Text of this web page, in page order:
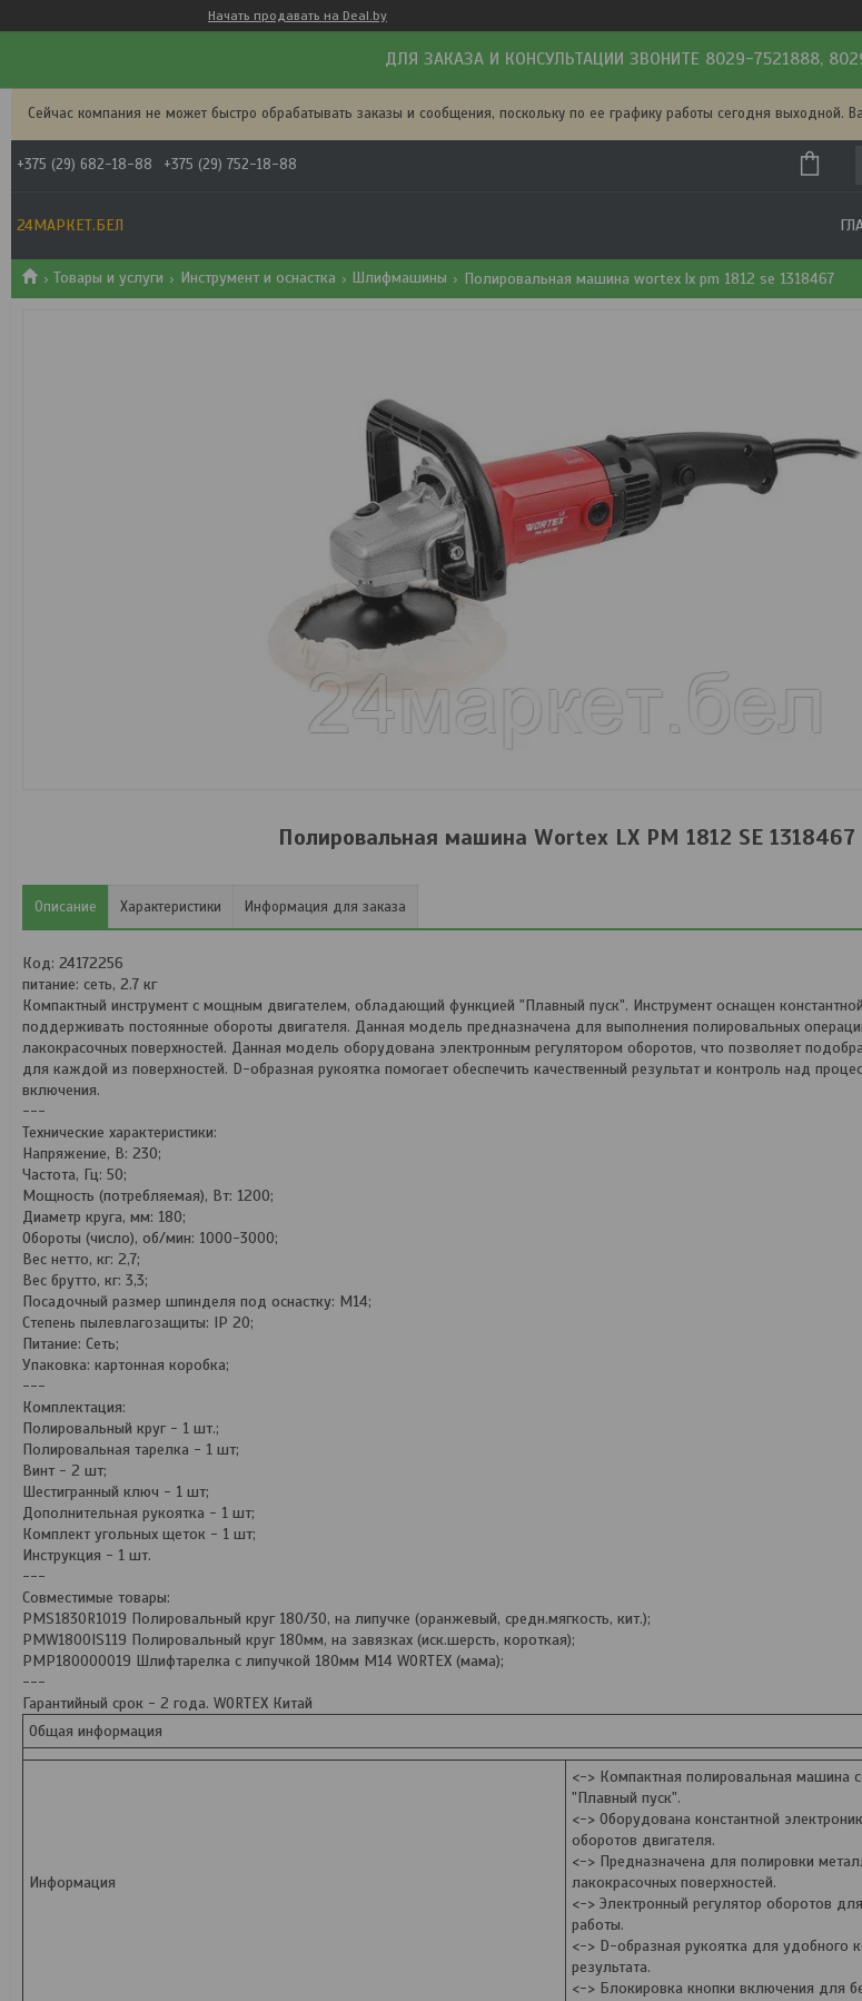
Начать продавать на Deal.by
ДЛЯ ЗАКАЗА И КОНСУЛЬТАЦИИ ЗВОНИТЕ 8029-7521888,
Сейчас компания не может быстро обрабатывать заказы и сообщения, поскольку по ее графику работы сегодня
+375 (29) 682-18-88 +375 (29) 752-18-88
24МАРКЕТ.БЕЛ
Товары и услуги Инструмент и оснастка Шлифмашины Полировальная машина wortex lx pm 1812 se 1318467
Полировальная машина Wortex LX PM 1812 SE 1318467
Описание Характеристики Информация для заказа
Код: 24172256
питание: сеть, 2.7 кг
Компактный инструмент с мощным двигателем, обладающий функцией "Плавный пуск". Инструмент оснащен
поддерживать постоянные обороты двигателя. Данная модель предназначена для выполнения полировальных
лакокрасочных поверхностей. Данная модель оборудована электронным регулятором оборотов, что позволяет
для каждой из поверхностей. D-образная рукоятка помогает обеспечить качественный результат и контроль над
включения.
---
Технические характеристики:
Напряжение, В: 230;
Частота, Гц: 50;
Мощность (потребляемая), Вт: 1200;
Диаметр круга, мм: 180;
Обороты (число), об/мин: 1000-3000;
Вес нетто, кг: 2,7;
Вес брутто, кг: 3,3;
Посадочный размер шпинделя под оснастку: M14;
Степень пылевлагозащиты: IP 20;
Питание: Сеть;
Упаковка: картонная коробка;
---
Комплектация:
Полировальный круг - 1 шт.;
Полировальная тарелка - 1 шт;
Винт - 2 шт;
Шестигранный ключ - 1 шт;
Дополнительная рукоятка - 1 шт;
Комплект угольных щеток - 1 шт;
Инструкция - 1 шт.
---
Совместимые товары:
PMS1830R1019 Полировальный круг 180/30, на липучке (оранжевый, средн.мягкость, кит.);
PMW1800IS119 Полировальный круг 180мм, на завязках (иск.шерсть, короткая);
PMP180000019 Шлифтарелка с липучкой 180мм М14 WORTEX (мама);
---
Гарантийный срок - 2 года. WORTEX Китай
Общая информация
Информация
<-> Компактная полировальная машина
"Плавный пуск".
<-> Оборудована константной
оборотов двигателя.
<-> Предназначена для полировки
лакокрасочных поверхностей.
<-> Электронный регулятор оборотов
работы.
<-> D-образная рукоятка для удобного
результата.
<-> Блокировка кнопки включения для